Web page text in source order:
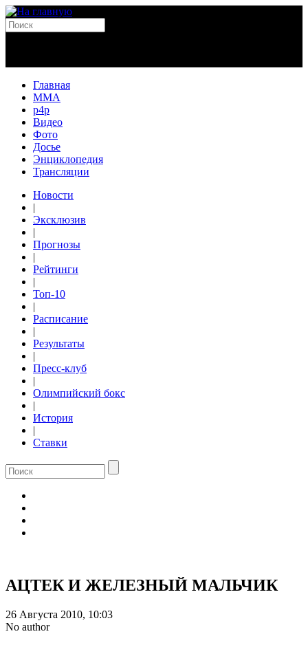
Главная
MMA
p4p
Видео
Фото
Досье
Энциклопедия
Трансляции
Новости
|
Эксклюзив
|
Прогнозы
|
Рейтинги
|
Топ-10
|
Расписание
|
Результаты
|
Пресс-клуб
|
Олимпийский бокс
|
История
|
Ставки
АЦТЕК И ЖЕЛЕЗНЫЙ МАЛЬЧИК
26 Августа 2010, 10:03
No author